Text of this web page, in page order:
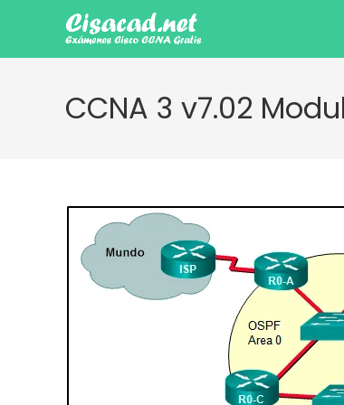
contenido
CCNA 3 v7.02